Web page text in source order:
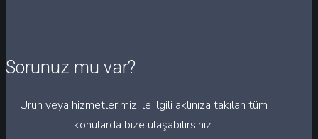
Sorunuz mu var?
Ürün veya hizmetlerimiz ile ilgili aklınıza takılan tüm
konularda bize ulaşabilirsiniz.